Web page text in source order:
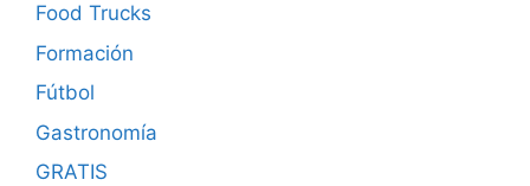
Food Trucks
Formación
Fútbol
Gastronomía
GRATIS